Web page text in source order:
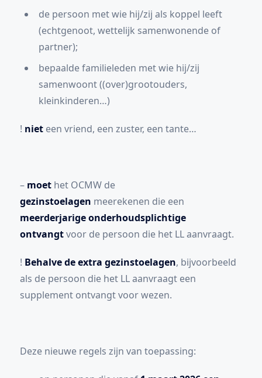
de persoon met wie hij/zij als koppel leeft
(echtgenoot, wettelijk samenwonende of
partner);
bepaalde familieleden met wie hij/zij
samenwoont ((over)grootouders,
kleinkinderen…)
! niet een vriend, een zuster, een tante…
– moet het OCMW de
gezinstoelagen meerekenen die een
meerderjarige onderhoudsplichtige
ontvangtvoor de persoon die het LL aanvraagt.
! Behalve de extra gezinstoelagen, bijvoorbeeld
als de persoon die het LL aanvraagt een
supplement ontvangt voor wezen.
Deze nieuwe regels zijn van toepassing: